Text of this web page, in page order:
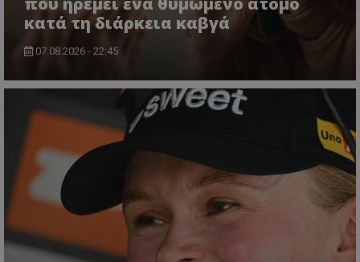
κατά τη διάρκεια καβγά
07.08.2026 - 22:45